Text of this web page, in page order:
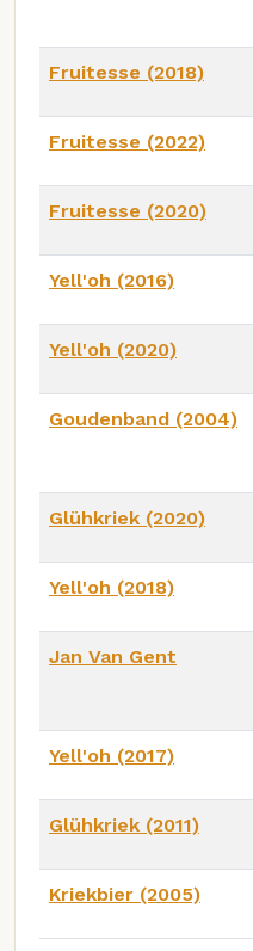
Fruitesse (2018)
Fruitesse (2022)
Fruitesse (2020)
Yell'oh (2016)
Yell'oh (2020)
Goudenband (2004)
Glühkriek (2020)
Yell'oh (2018)
Jan Van Gent
Yell'oh (2017)
Glühkriek (2011)
Kriekbier (2005)